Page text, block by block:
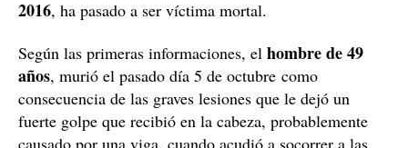
2016, ha pasado a ser víctima mortal.
Según las primeras informaciones, el hombre de 49
años, murió el pasado día 5 de octubre como
consecuencia de las graves lesiones que le dejó un
fuerte golpe que recibió en la cabeza, probablemente
causado por una viga, cuando acudió a socorrer a las